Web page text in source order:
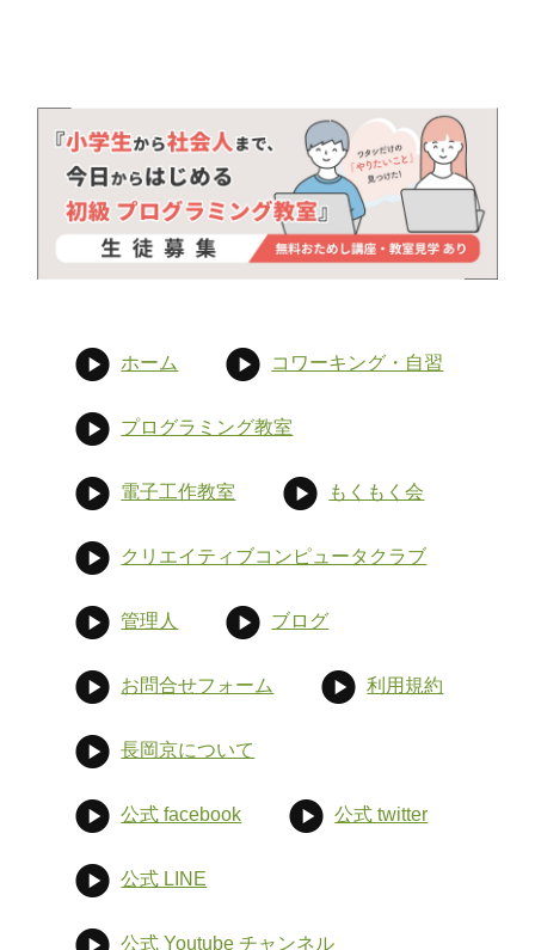
ホーム コワーキング・自習
プログラミング教室
電子工作教室 もくもく会
クリエイティブコンピュータクラブ
管理人 ブログ
お問合せフォーム 利用規約
長岡京について
公式 facebook 公式 twitter
公式 LINE
公式 Youtube チャンネル